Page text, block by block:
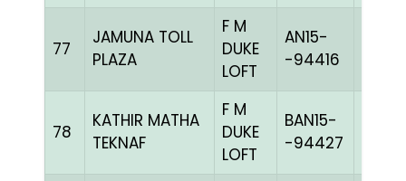
77
JAMUNA TOLL
PLAZA
F M
DUKE
LOFT
AN15-
-94416
78
KATHIR MATHA
TEKNAF
F M
DUKE
LOFT
BAN15-
-94427